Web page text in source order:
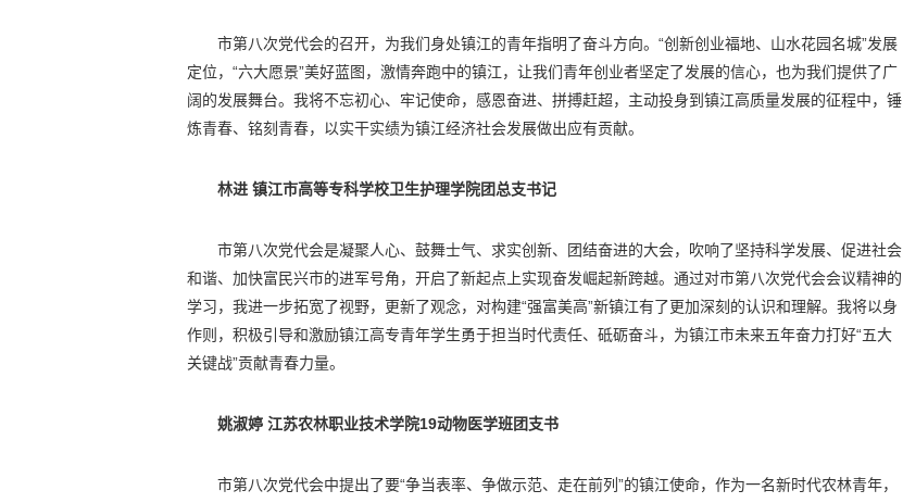
市第八次党代会的召开，为我们身处镇江的青年指明了奋斗方向。“创新创业福地、山水花园名城”发展
定位，“六大愿景”美好蓝图，激情奔跑中的镇江，让我们青年创业者坚定了发展的信心，也为我们提供了广
阔的发展舞台。我将不忘初心、牢记使命，感恩奋进、拼搏赶超，主动投身到镇江高质量发展的征程中，锤
炼青春、铭刻青春，以实干实绩为镇江经济社会发展做出应有贡献。
林进 镇江市高等专科学校卫生护理学院团总支书记
市第八次党代会是凝聚人心、鼓舞士气、求实创新、团结奋进的大会，吹响了坚持科学发展、促进社会
和谐、加快富民兴市的进军号角，开启了新起点上实现奋发崛起新跨越。通过对市第八次党代会会议精神的
学习，我进一步拓宽了视野，更新了观念，对构建“强富美高”新镇江有了更加深刻的认识和理解。我将以身
作则，积极引导和激励镇江高专青年学生勇于担当时代责任、砥砺奋斗，为镇江市未来五年奋力打好“五大
关键战”贡献青春力量。
姚淑婷 江苏农林职业技术学院19动物医学班团支书
市第八次党代会中提出了要“争当表率、争做示范、走在前列”的镇江使命，作为一名新时代农林青年，